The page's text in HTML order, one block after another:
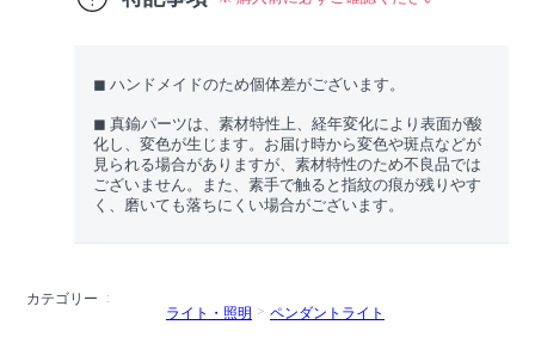
◼︎ ハンドメイドのため個体差がございます。
◼︎ 真鍮パーツは、素材特性上、経年変化により表面が酸
化し、変色が生じます。お届け時から変色や斑点などが
見られる場合がありますが、素材特性のため不良品では
ございません。また、素手で触ると指紋の痕が残りやす
く、磨いても落ちにくい場合がございます。
カテゴリー
ライト・照明
ペンダントライト